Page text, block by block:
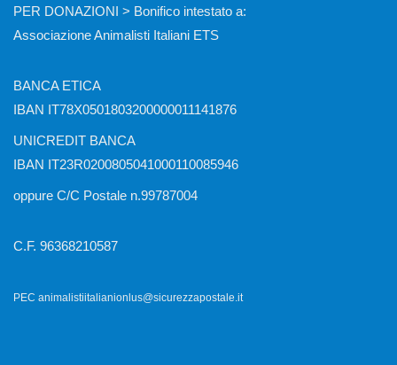
PER DONAZIONI > Bonifico intestato a:
Associazione Animalisti Italiani ETS
BANCA ETICA
IBAN IT78X0501803200000011141876
UNICREDIT BANCA
IBAN IT23R0200805041000110085946
oppure C/C Postale n.99787004
C.F. 96368210587
PEC animalistiitalianionlus@sicurezzapostale.it